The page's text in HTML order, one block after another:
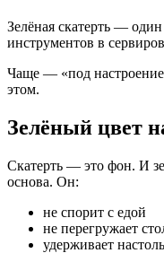
Зелёная скатерть —
инструментов в
Чаще — «под
этом.
Зелёный цвет
Скатерть — это фон. И
основа. Он:
не спорит с едой
не перегружает
удерживает